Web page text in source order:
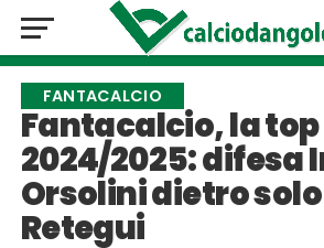
FANTACALCIO
Fantacalcio, la top
2024/2025: difesa
Orsolini dietro
Retegui